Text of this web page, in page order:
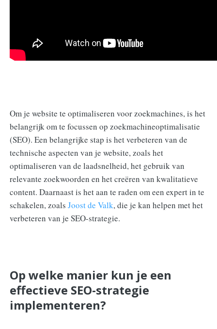
Om je website te optimaliseren voor zoekmachines, is het
belangrijk om te focussen op zoekmachineoptimalisatie
(SEO). Een belangrijke stap is het verbeteren van de
technische aspecten van je website, zoals het
optimaliseren van de laadsnelheid, het gebruik van
relevante zoekwoorden en het creëren van kwalitatieve
content. Daarnaast is het aan te raden om een expert in te
schakelen, zoals Joost de Valk, die je kan helpen met het
verbeteren van je SEO-strategie.
Op welke manier kun je een
effectieve SEO-strategie
implementeren?